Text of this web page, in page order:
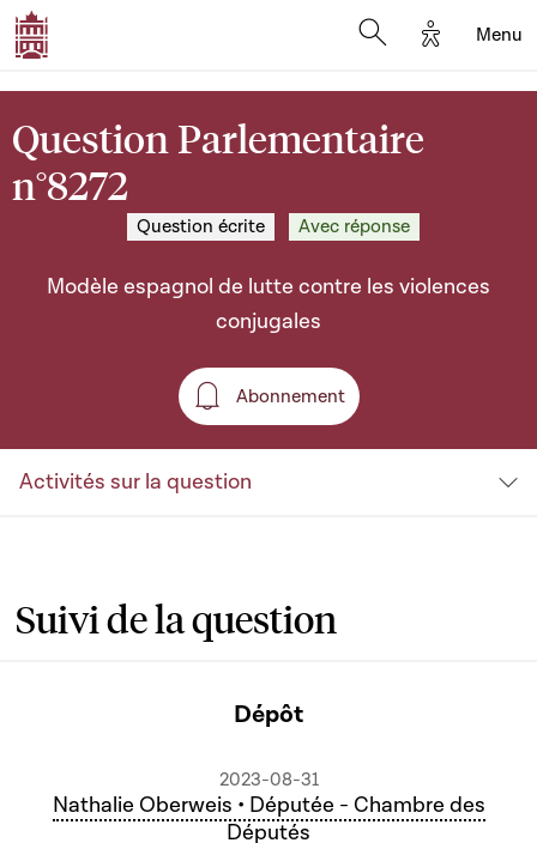
Options
Menu
Question Parlementaire
n°8272
Question écrite Avec réponse
Modèle espagnol de lutte contre les violences
conjugales
Abonnement
Abonnement
Activités sur la question
Suivi de la question
Dépôt
2023-08-31
Nathalie Oberweis • Députée - Chambre des
Députés